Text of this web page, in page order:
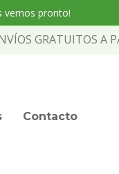
vemos pronto!
GRATUITOS A
Contacto